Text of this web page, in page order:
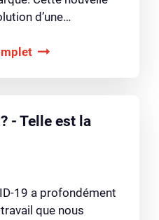
d’une…
- Telle est la
19 a profondément
que nous